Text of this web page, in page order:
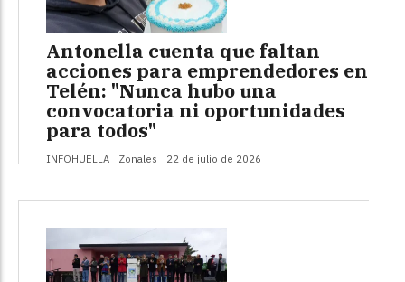
Antonella cuenta que faltan
acciones para emprendedores en
Telén: "Nunca hubo una
convocatoria ni oportunidades
para todos"
INFOHUELLA Zonales 22 de julio de 2026